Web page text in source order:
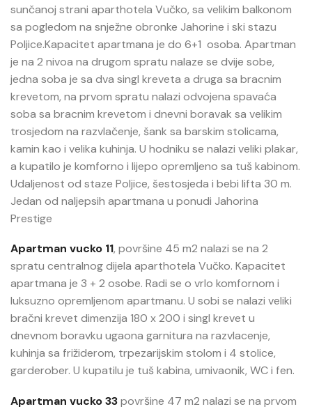
sunčanoj strani aparthotela Vučko, sa velikim balkonom
sa pogledom na snježne obronke Jahorine i ski stazu
Poljice.Kapacitet apartmana je do 6+1 osoba. Apartman
je na 2 nivoa na drugom spratu nalaze se dvije sobe,
jedna soba je sa dva singl kreveta a druga sa bracnim
krevetom, na prvom spratu nalazi odvojena spavaća
soba sa bracnim krevetom i dnevni boravak sa velikim
trosjedom na razvlačenje, šank sa barskim stolicama,
kamin kao i velika kuhinja. U hodniku se nalazi veliki plakar,
a kupatilo je komforno i lijepo opremljeno sa tuš kabinom.
Udaljenost od staze Poljice, šestosjeda i bebi lifta 30 m.
Jedan od naljepsih apartmana u ponudi Jahorina
Prestige
Apartman vucko 11, površine 45 m2 nalazi se na 2
spratu centralnog dijela aparthotela Vučko. Kapacitet
apartmana je 3 + 2 osobe. Radi se o vrlo komfornom i
luksuzno opremljenom apartmanu. U sobi se nalazi veliki
bračni krevet dimenzija 180 x 200 i singl krevet u
dnevnom boravku ugaona garnitura na razvlacenje,
kuhinja sa frižiderom, trpezarijskim stolom i 4 stolice,
garderober. U kupatilu je tuš kabina, umivaonik, WC i fen.
Apartman vucko 33površine 47 m2 nalazi se na prvom